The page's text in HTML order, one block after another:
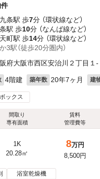
条駅 歩7分 （環状線など）
駅 歩10分 （なんば線など）
町駅 歩14分 （環状線など）
3駅（徒歩20分圏内）
府大阪市西区安治川２丁目１-
4階建 築年数 20年7ヶ月 建
ックス
間取り
専有面積
賃料
管理費等
1K
20.28㎡
8万円
8,500円
浴室乾燥機